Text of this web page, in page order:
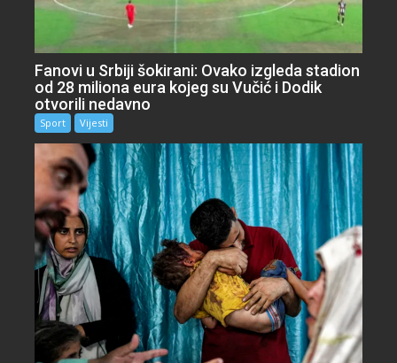
Fanovi u Srbiji šokirani: Ovako izgleda stadion
od 28 miliona eura kojeg su Vučić i Dodik
otvorili nedavno
Sport Vijesti